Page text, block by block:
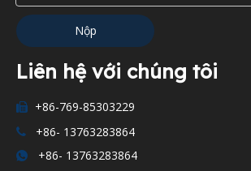
Nộp
Liên hệ với chúng tôi
 +86-769-85303229
 +86- 13763283864
 +86- 13763283864